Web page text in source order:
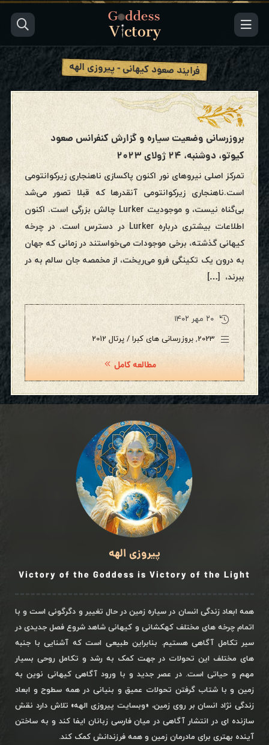
فرایند صعود کیهانی - پیروزی الهه
بروزرسانی وضعیت سیاره و گزارش کنفرانس صعود
کیوتو، دوشنبه، ۲۴ ژولای ۲۰۲۳
تمرکز اصلی نیروهای نور اکنون پاکسازی ناهنجاری زیرکوانتومی
است.ناهنجاری زیرکوانتومی آنقدرها که قبلا تصور می‌شد
بی‌گناه نیست، و موجودیت Lurker چالش بزرگی است. اکنون
اطلاعات بیشتری درباره Lurker در دسترس است. در چرخه
کیهانی گذشته، برخی موجودات می‌خواستند در زمانی که جهان
به درون یک تکینگی فرو می‌ریخت، از مخمصه جان سالم به در
ببرند، […]
۲۰ مهر ۱۴۰۲
2023
, بروزرسانی های کبرا / پرتال 2012
مطالعه کامل
پیروزی الهه
Victory of the Goddess is Victory of the Light
همه ابعاد زندگی انسان در سیاره زمین در حال تغییر و دگرگونی است و با
اتمام چرخه های مختلف کهکشانی و کیهانی شاهد شروع فصل جدیدی در
سیر تکامل آگاهی هستیم. بنابراین طبیعی است که آشنایی با جنبه
های مختلف این تحولات در جهت کمک به رشد و تکامل روحی بسیار
مهم و حیاتی است. در عصر جدید و با ورود آگاهی کیهانی نوین به
زمین و با شتاب گرفتن تحولات عمیق و بنیانی در همه سطوح و ابعاد
زندگی نژاد انسان بر روی زمین، «وبسایت پیروزی الهه» تلاش دارد نقش
سازنده ای در انتشار آگاهی در میان فارسی زبانان ایفا کند و به ساختن
آینده بهتری برای مادرمان زمین و همه فرزندانش کمک کند.